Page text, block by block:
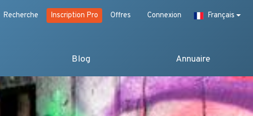
Recherche Inscription Pro Offres Connexion Français
Blog Annuaire